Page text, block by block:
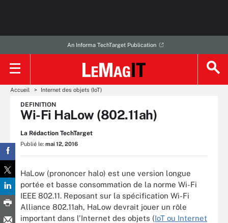
An Informa TechTarget Publication
Accueil Internet des objets (IoT)
DEFINITION
Wi-Fi HaLow (802.11ah)
La Rédaction TechTarget
Publié le: mai 12, 2016
HaLow (prononcer halo) est une version longue
portée et basse consommation de la norme Wi-Fi
IEEE 802.11. Reposant sur la spécification Wi-Fi
Alliance 802.11ah, HaLow devrait jouer un rôle
important dans l'Internet des objets (IoT ou Internet